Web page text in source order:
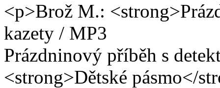
<p>Brož M.:
kazety
Prázdninový příběh s
<strong>Dětské pásmo</